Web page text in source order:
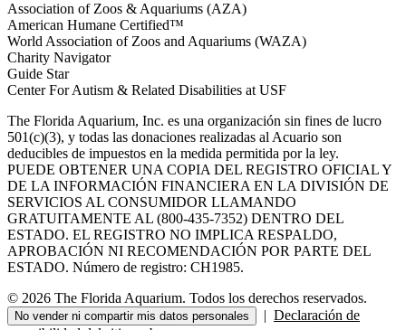
Association of Zoos & Aquariums (AZA)
American Humane Certified™
World Association of Zoos and Aquariums (WAZA)
Charity Navigator
Guide Star
Center For Autism & Related Disabilities at USF
The Florida Aquarium, Inc. es una organización sin fines de lucro
501(c)(3), y todas las donaciones realizadas al Acuario son
deducibles de impuestos en la medida permitida por la ley.
PUEDE OBTENER UNA COPIA DEL REGISTRO OFICIAL Y
DE LA INFORMACIÓN FINANCIERA EN LA DIVISIÓN DE
SERVICIOS AL CONSUMIDOR LLAMANDO
GRATUITAMENTE AL (800-435-7352) DENTRO DEL
ESTADO. EL REGISTRO NO IMPLICA RESPALDO,
APROBACIÓN NI RECOMENDACIÓN POR PARTE DEL
ESTADO. Número de registro: CH1985.
© 2026 The Florida Aquarium. Todos los derechos reservados.
No vender ni compartir mis datos personales | Declaración de